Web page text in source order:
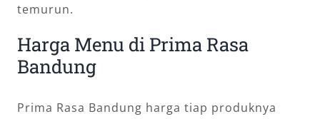
temurun.
Harga Menu di Prima Rasa
Bandung
Prima Rasa Bandung harga tiap produknya